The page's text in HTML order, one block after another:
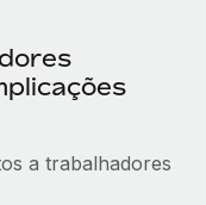
a trabalhadores